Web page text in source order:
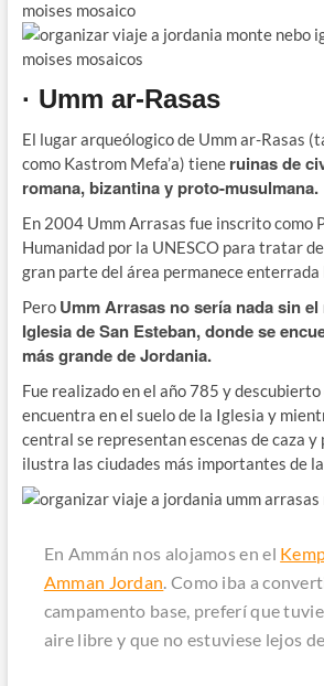
· Umm ar-Rasas
El lugar arqueólogico de Umm ar-Rasas
como Kastrom Mefa’a) tiene ruinas de
romana, bizantina y proto-musulmana.
En 2004 Umm Arrasas fue inscrito como
Humanidad por la UNESCO para tratar
gran parte del área permanece enterrada
Pero Umm Arrasas no sería nada sin
Iglesia de San Esteban, donde se
más grande de Jordania.
Fue realizado en el año 785 y
encuentra en el suelo de la Iglesia y
central se representan escenas de caza y
ilustra las ciudades más importantes de
En Ammán nos alojamos en el
Amman Jordan. Como iba a
campamento base, preferí que
aire libre y que no estuviese lejos